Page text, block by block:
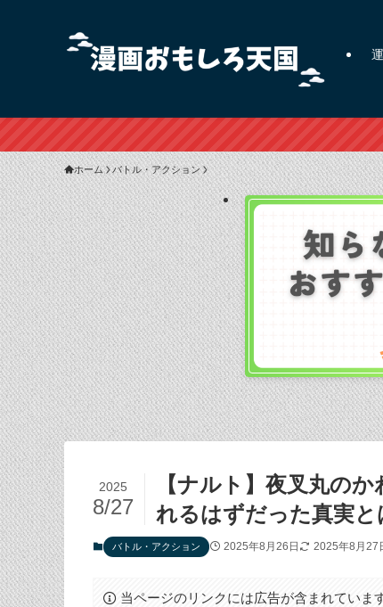
ホーム バトル・アクション
【ナルト】夜叉丸の
れるはずだった真実と
2025
8/27
バトル・アクション 2025年8月26日 2025年8月27
当ページのリンクには広告が含まれていま